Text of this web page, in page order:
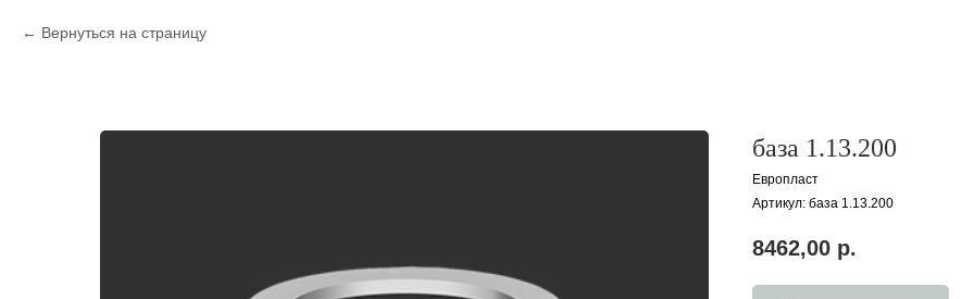
Вернуться на страницу
база 1.13.200
Европласт
Артикул: база 1.13.200
8462,00 р.